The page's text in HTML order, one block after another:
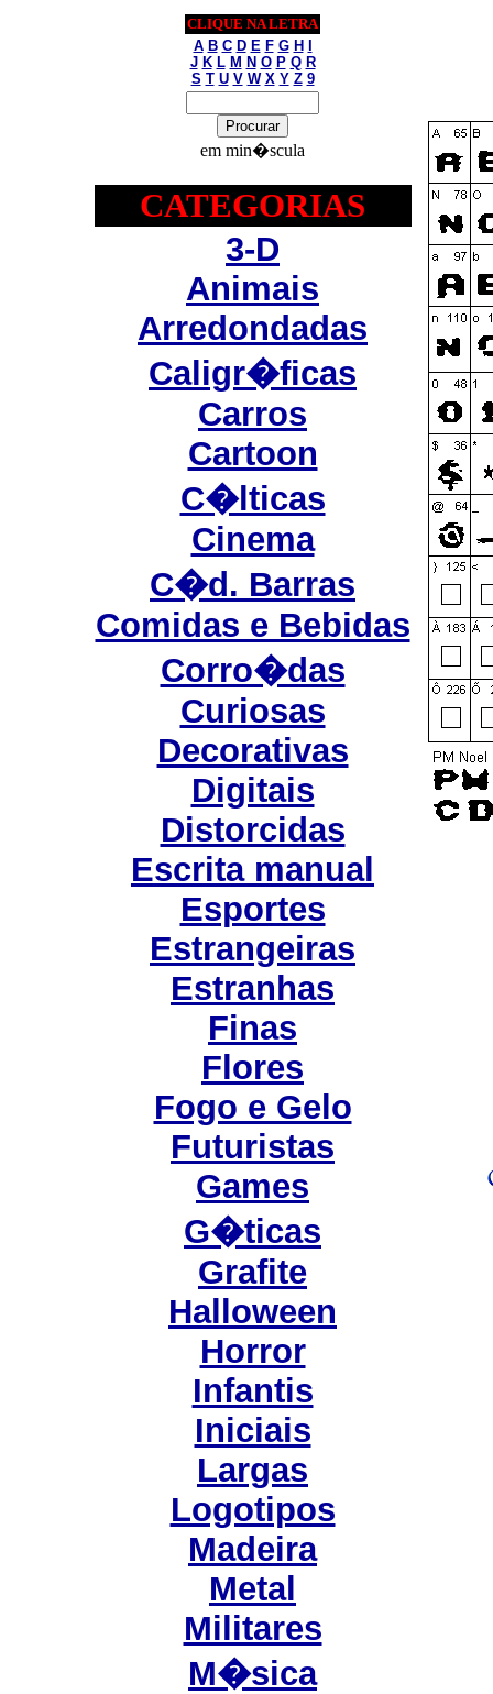
CLIQUE NA LETRA
A B C D E F G H
J K L M N O P Q R
S T U V W X Y Z 9
em min�scula
CATEGORIAS
3-D
Animais
Arredondadas
Caligr�ficas
Carros
Cartoon
C�lticas
Cinema
C�d. Barras
Comidas e Bebidas
Corro�das
Curiosas
Decorativas
Digitais
Distorcidas
Escrita manual
Esportes
Estrangeiras
Estranhas
Finas
Flores
Fogo e Gelo
Futuristas
Games
G�ticas
Grafite
Halloween
Horror
Infantis
Iniciais
Largas
Logotipos
Madeira
Metal
Militares
M�sica